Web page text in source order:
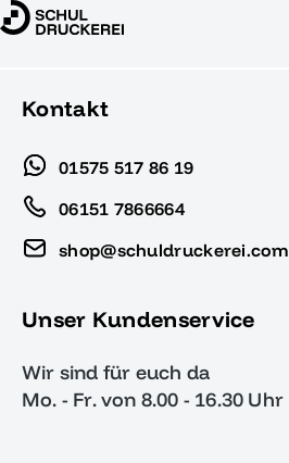
Kontakt
01575 517 86 19
06151 7866664
shop@schuldruckerei.com
Unser Kundenservice
Wir sind für euch da
Mo. - Fr. von 8.00 - 16.30 Uhr